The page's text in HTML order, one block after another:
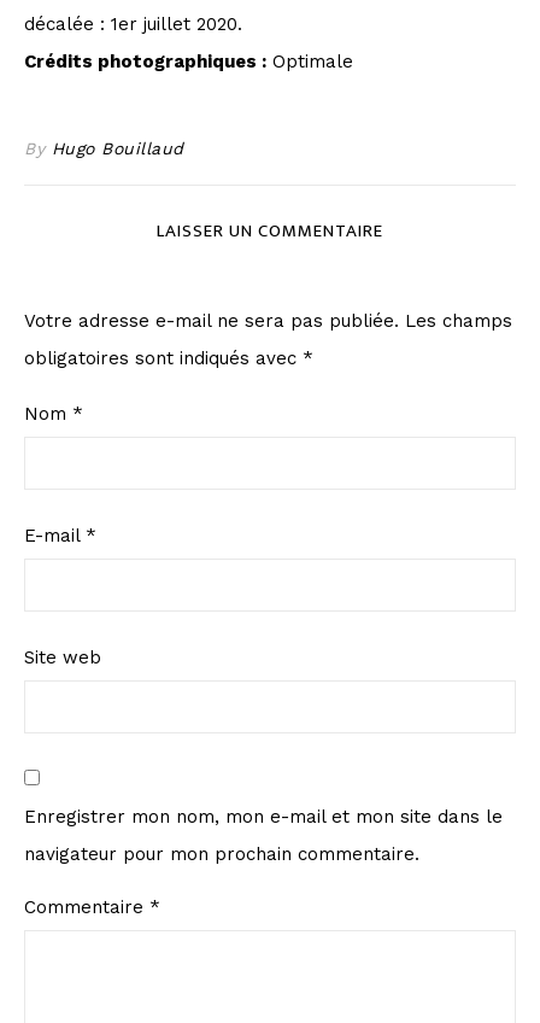
décalée : 1er juillet 2020.
Crédits photographiques : Optimale
By Hugo Bouillaud
LAISSER UN COMMENTAIRE
Votre adresse e-mail ne sera pas publiée. Les champs
obligatoires sont indiqués avec *
Nom *
E-mail *
Site web
Enregistrer mon nom, mon e-mail et mon site dans le
navigateur pour mon prochain commentaire.
Commentaire *